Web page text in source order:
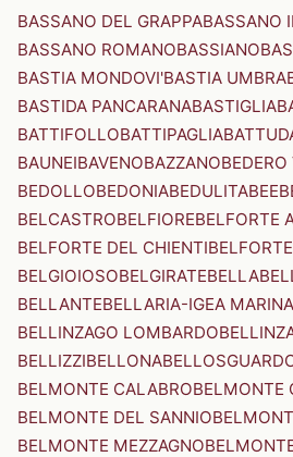
BASSANO DEL GRAPPABASSANO
BASSANO ROMANOBASSIANO
BASTIA MONDOVI'BASTIA UMBRA
BASTIDA PANCARANABASTIGLIA
BATTIFOLLOBATTIPAGLIA
BAUNEIBAVENOBAZZANO
BEDOLLOBEDONIABEDULITABEE
BELCASTROBELFIOREBELFORTE
BELFORTE DEL CHIENTI
BELGIOIOSOBELGIRATEBELLA
BELLANTEBELLARIA-IGEA MARINA
BELLINZAGO LOMBARDO
BELLIZZIBELLONA
BELMONTE CALABROBELMONTE
BELMONTE DEL SANNIO
BELMONTE MEZZAGNO